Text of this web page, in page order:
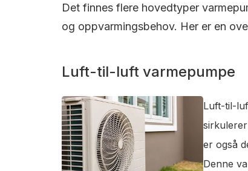
Det finnes flere hovedtyper
og oppvarmingsbehov. Her er en
Luft-til-luft varmepumpe
Luft-til-
er også
Denne